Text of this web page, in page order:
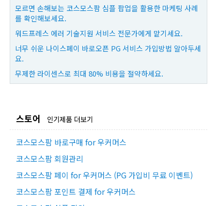
모르면 손해보는 코스모스팜 심플 팝업을 활용한 마케팅 사례
를 확인해보세요.
워드프레스 에러 기술지원 서비스 전문가에게 맡기세요.
너무 쉬운 나이스페이 바로오픈 PG 서비스 가입방법 알아두세
요.
무제한 라이센스로 최대 80% 비용을 절약하세요.
스토어 인기제품 더보기
코스모스팜 바로구매 for 우커머스
코스모스팜 회원관리
코스모스팜 페이 for 우커머스 (PG 가입비 무료 이벤트)
코스모스팜 포인트 결제 for 우커머스